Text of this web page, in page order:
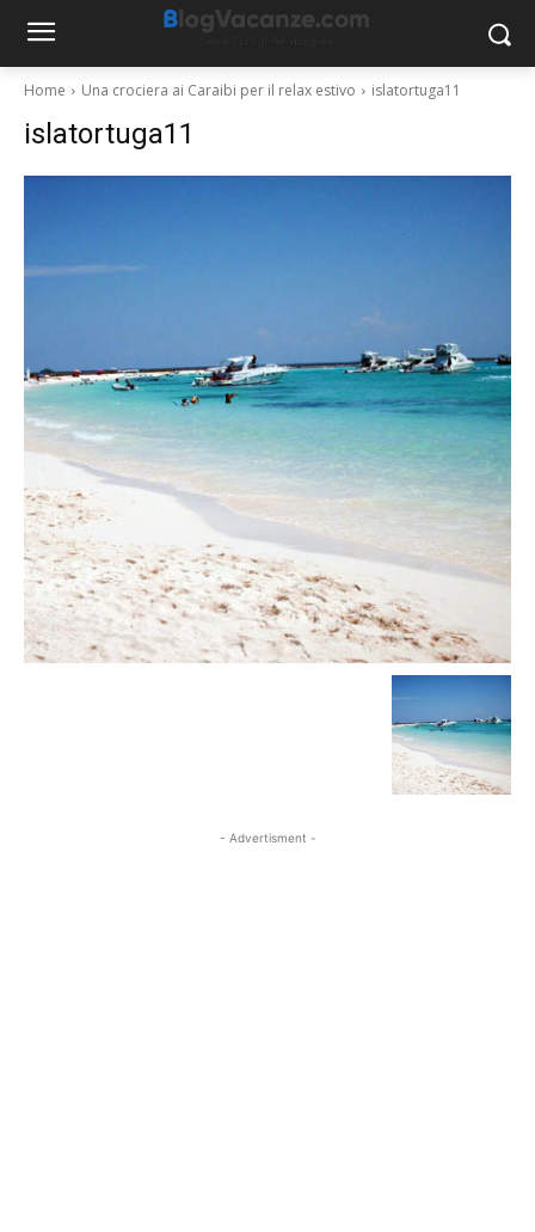
Home Una crociera ai Caraibi per il relax estivo islatortuga11
islatortuga11
- Advertisment -